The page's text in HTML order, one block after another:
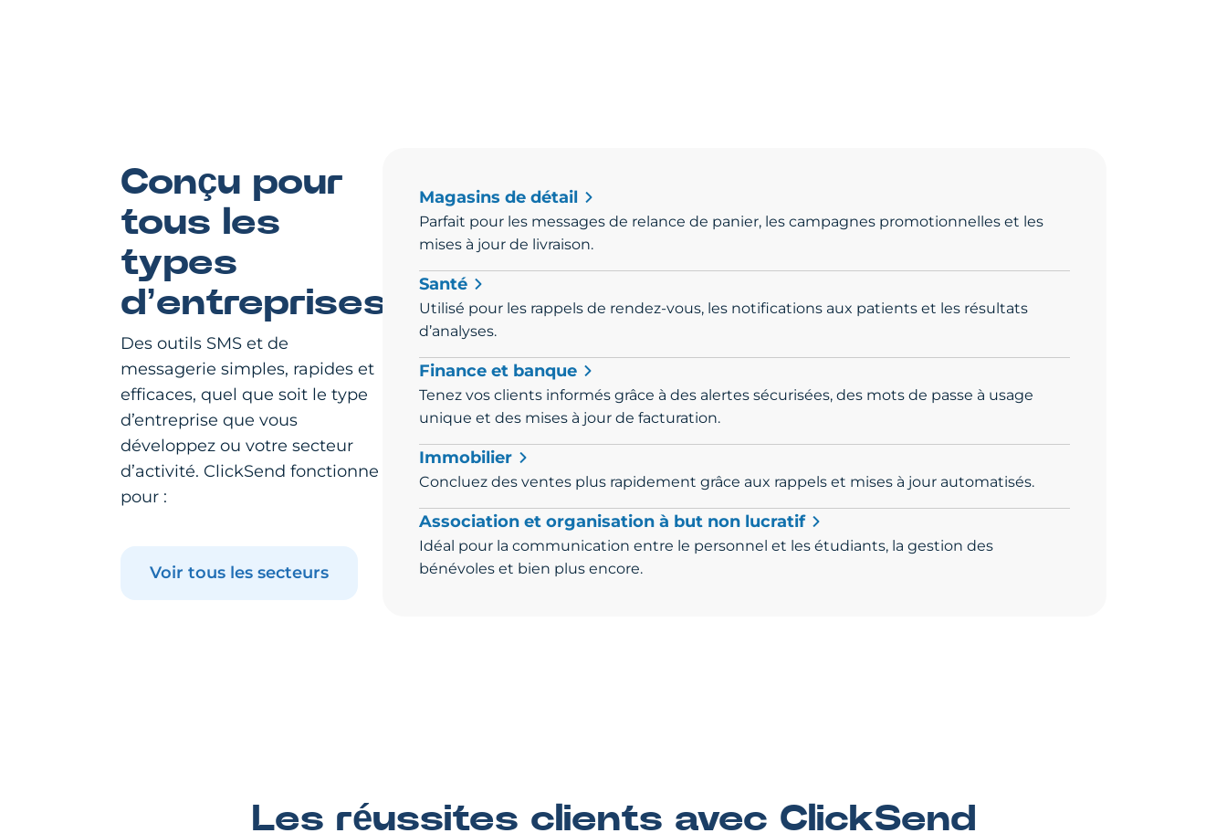
Conçu pour
tous les
types
d’entreprises
Des outils SMS et de
messagerie simples, rapides et
efficaces, quel que soit le type
d’entreprise que vous
développez ou votre secteur
d’activité. ClickSend fonctionne
pour :
Voir tous les secteurs
Magasins de détail
Parfait pour les messages de relance de panier, les campagnes promotionnelles et les
mises à jour de livraison.
Santé
Utilisé pour les rappels de rendez-vous, les notifications aux patients et les résultats
d’analyses.
Finance et banque
Tenez vos clients informés grâce à des alertes sécurisées, des mots de passe à usage
unique et des mises à jour de facturation.
Immobilier
Concluez des ventes plus rapidement grâce aux rappels et mises à jour automatisés.
Association et organisation à but non lucratif
Idéal pour la communication entre le personnel et les étudiants, la gestion des
bénévoles et bien plus encore.
Les réussites clients avec ClickSend